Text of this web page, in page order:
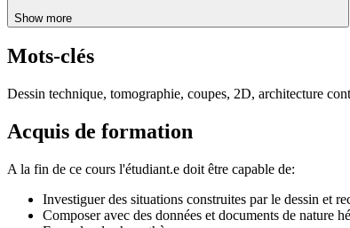
Show more
Mots-clés
Dessin technique, tomographie, coupes, 2D, architecture
Acquis de formation
A la fin de ce cours l'étudiant.e doit être capable de:
Investiguer des situations construites par le dessin et
Composer avec des données et documents de nature